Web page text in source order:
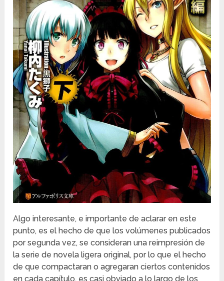
Algo interesante, e importante de aclarar en este
punto, es el hecho de que los volúmenes publicados
por segunda vez, se consideran una reimpresión de
la serie de novela ligera original, por lo que el hecho
de que compactaran o agregaran ciertos contenidos
en cada capítulo, es casi obviado a lo largo de los